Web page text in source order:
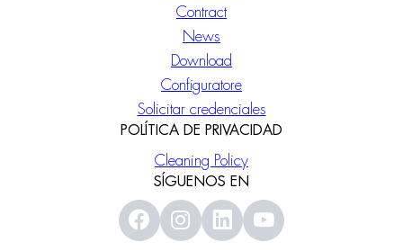
Contract
News
Download
Configuratore
Solicitar credenciales
POLÍTICA DE PRIVACIDAD
Cleaning Policy
SÍGUENOS EN